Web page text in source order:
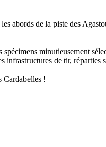
abords de la piste des
minutieusement
de tir, réparties
Cardabelles !